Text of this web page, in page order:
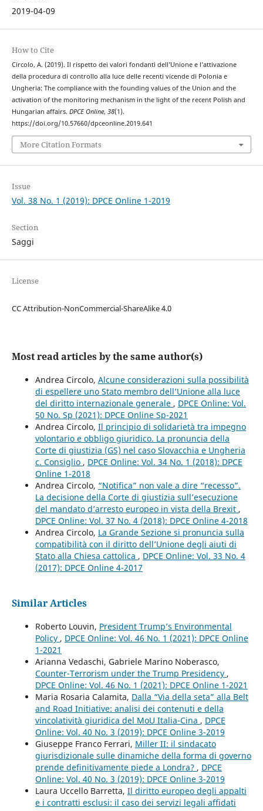
2019-04-09
How to Cite
Circolo, A. (2019). Il rispetto dei valori fondanti dell’Unione e l’attivazione
della procedura di controllo alla luce delle recenti vicende di Polonia e
Ungheria: The compliance with the founding values of the Union and the
activation of the monitoring mechanism in the light of the recent Polish and
Hungarian affairs. DPCE Online, 38(1).
https://doi.org/10.57660/dpceonline.2019.641
More Citation Formats
Issue
Vol. 38 No. 1 (2019): DPCE Online 1-2019
Section
Saggi
License
CC Attribution-NonCommercial-ShareAlike 4.0
Most read articles by the same author(s)
Andrea Circolo, Alcune considerazioni sulla possibilità
di espellere uno Stato membro dell’Unione alla luce
del diritto internazionale generale , DPCE Online: Vol.
50 No. Sp (2021): DPCE Online Sp-2021
Andrea Circolo, Il principio di solidarietà tra impegno
volontario e obbligo giuridico. La pronuncia della
Corte di giustizia (GS) nel caso Slovacchia e Ungheria
c. Consiglio , DPCE Online: Vol. 34 No. 1 (2018): DPCE
Online 1-2018
Andrea Circolo, “Notifica” non vale a dire “recesso”.
La decisione della Corte di giustizia sull’esecuzione
del mandato d’arresto europeo in vista della Brexit ,
DPCE Online: Vol. 37 No. 4 (2018): DPCE Online 4-2018
Andrea Circolo, La Grande Sezione si pronuncia sulla
compatibilità con il diritto dell’Unione degli aiuti di
Stato alla Chiesa cattolica , DPCE Online: Vol. 33 No. 4
(2017): DPCE Online 4-2017
Similar Articles
Roberto Louvin, President Trump’s Environmental
Policy , DPCE Online: Vol. 46 No. 1 (2021): DPCE Online
1-2021
Arianna Vedaschi, Gabriele Marino Noberasco,
Counter-Terrorism under the Trump Presidency ,
DPCE Online: Vol. 46 No. 1 (2021): DPCE Online 1-2021
Maria Rosaria Calamita, Dalla “Via della seta” alla Belt
and Road Initiative: analisi dei contenuti e della
vincolatività giuridica del MoU Italia-Cina , DPCE
Online: Vol. 40 No. 3 (2019): DPCE Online 3-2019
Giuseppe Franco Ferrari, Miller II: il sindacato
giurisdizionale sulle dinamiche della forma di governo
prende definitivamente piede a Londra? , DPCE
Online: Vol. 40 No. 3 (2019): DPCE Online 3-2019
Laura Uccello Barretta, Il diritto europeo degli appalti
e i contratti esclusi: il caso dei servizi legali affidati